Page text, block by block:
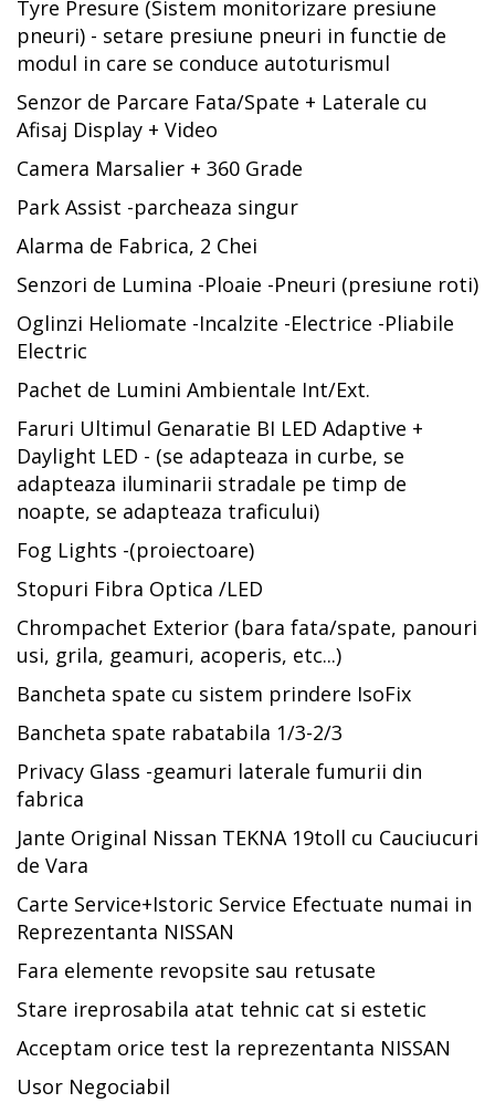
Tyre Presure (Sistem monitorizare presiune
pneuri) - setare presiune pneuri in functie de
modul in care se conduce autoturismul
Senzor de Parcare Fata/Spate + Laterale cu
Afisaj Display + Video
Camera Marsalier + 360 Grade
Park Assist -parcheaza singur
Alarma de Fabrica, 2 Chei
Senzori de Lumina -Ploaie -Pneuri (presiune roti)
Oglinzi Heliomate -Incalzite -Electrice -Pliabile
Electric
Pachet de Lumini Ambientale Int/Ext.
Faruri Ultimul Genaratie BI LED Adaptive +
Daylight LED - (se adapteaza in curbe, se
adapteaza iluminarii stradale pe timp de
noapte, se adapteaza traficului)
Fog Lights -(proiectoare)
Stopuri Fibra Optica /LED
Chrompachet Exterior (bara fata/spate, panouri
usi, grila, geamuri, acoperis, etc...)
Bancheta spate cu sistem prindere IsoFix
Bancheta spate rabatabila 1/3-2/3
Privacy Glass -geamuri laterale fumurii din
fabrica
Jante Original Nissan TEKNA 19toll cu Cauciucuri
de Vara
Carte Service+Istoric Service Efectuate numai in
Reprezentanta NISSAN
Fara elemente revopsite sau retusate
Stare ireprosabila atat tehnic cat si estetic
Acceptam orice test la reprezentanta NISSAN
Usor Negociabil